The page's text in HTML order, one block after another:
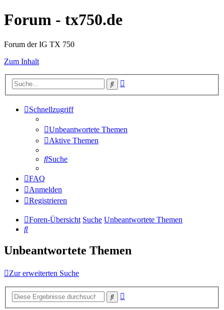
Forum - tx750.de
Forum der IG TX 750
Zum Inhalt
Suche
Schnellzugriff
Unbeantwortete Themen
Aktive Themen
Suche
FAQ
Anmelden
Registrieren
Foren-Übersicht Suche Unbeantwortete Themen
Suche
Unbeantwortete Themen
Zur erweiterten Suche
Suche